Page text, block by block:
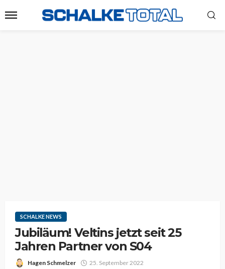
SCHALKE NEWS
Jubiläum! Veltins jetzt seit 25
Jahren Partner von S04
Hagen Schmelzer 25. September 2022